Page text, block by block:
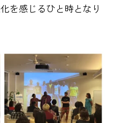
を感じるひと時となり